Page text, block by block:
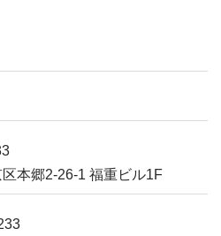
本郷2-26-1 福重ビル1F